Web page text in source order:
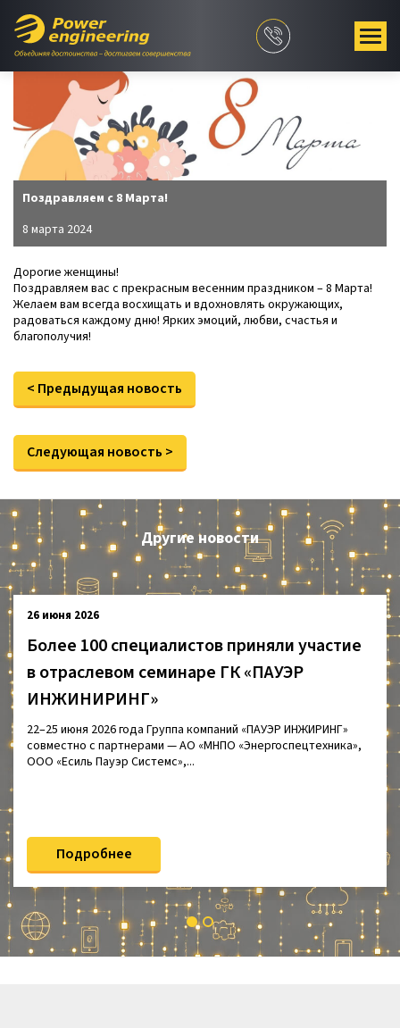
Поздравляем с 8 Марта!
8 марта 2024
Дорогие женщины!
Поздравляем вас с прекрасным весенним праздником – 8 Марта!
Желаем вам всегда восхищать и вдохновлять окружающих,
радоваться каждому дню! Ярких эмоций, любви, счастья и
благополучия!
< Предыдущая новость
Следующая новость >
Другие новости
26 июня 2026
Более 100 специалистов приняли участие
в отраслевом семинаре ГК «ПАУЭР
ИНЖИНИРИНГ»
22–25 июня 2026 года Группа компаний «ПАУЭР ИНЖИРИНГ»
совместно с партнерами — АО «МНПО «Энергоспецтехника»,
ООО «Есиль Пауэр Системс»,...
Подробнее